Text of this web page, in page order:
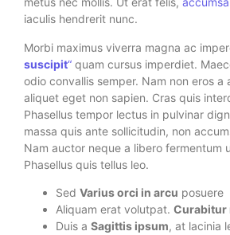
iaculis hendrerit nunc.
Morbi maximus viverra magna ac
suscipit“ quam cursus imperdiet.
odio convallis semper. Nam non eros a
aliquet eget non sapien. Cras quis
Phasellus tempor lectus in pulvinar
massa quis ante sollicitudin, non
Nam auctor neque a libero fermentum
Phasellus quis tellus leo.
Sed Varius orci in arcu posuere
Aliquam erat volutpat. Curabitur
Duis a Sagittis ipsum, at lacinia